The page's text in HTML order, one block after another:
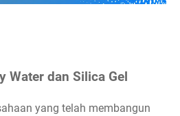
Water dan Silica Gel
yang telah membangun